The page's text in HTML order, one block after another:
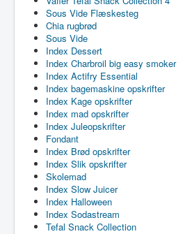
Sous Vide Flæskesteg
Chia rugbrød
Sous Vide
Index Dessert
Index Charbroil big easy smoker
Index Actifry Essential
Index bagemaskine opskrifter
Index Kage opskrifter
Index mad opskrifter
Index Juleopskrifter
Fondant
Index Brød opskrifter
Index Slik opskrifter
Skolemad
Index Slow Juicer
Index Halloween
Index Sodastream
Tefal Snack Collection